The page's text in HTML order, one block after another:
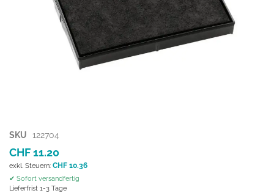
Zum
Anfang
der
Bildgalerie
springen
SKU 122704
CHF 11.20
CHF 10.36
✔ Sofort versandfertig
Lieferfrist 1-3 Tage